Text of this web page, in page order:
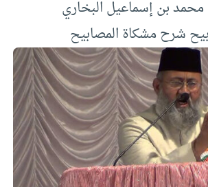
محمد بن إسماعيل البخاري
شرح مشكاة المصابيح